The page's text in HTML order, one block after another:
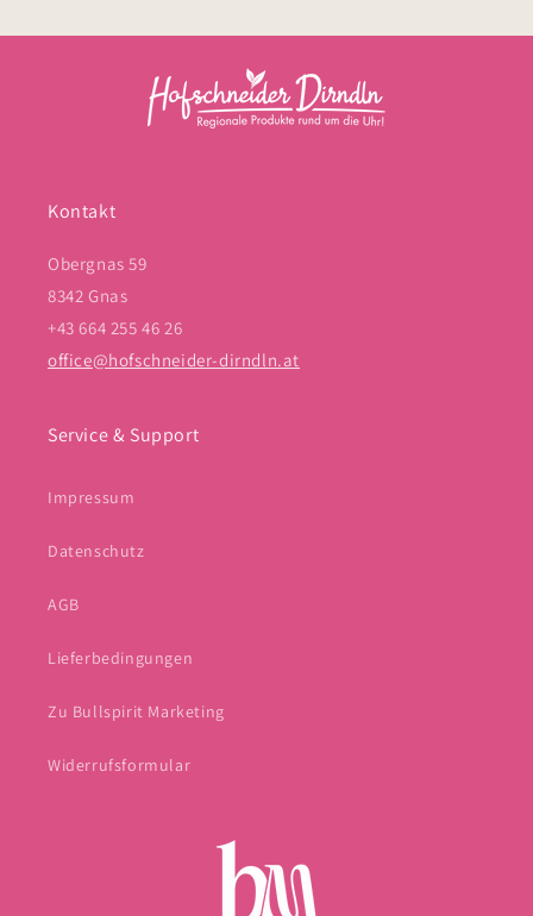
Kontakt
Obergnas 59
8342 Gnas
+43 664 255 46 26
office@hofschneider-dirndln.at
Service & Support
Impressum
Datenschutz
AGB
Lieferbedingungen
Zu Bullspirit Marketing
Widerrufsformular